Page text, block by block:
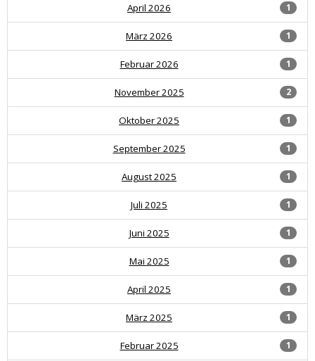
1
April 2026
1
März 2026
1
Februar 2026
2
November 2025
1
Oktober 2025
1
September 2025
1
August 2025
1
Juli 2025
1
Juni 2025
1
Mai 2025
1
April 2025
1
März 2025
1
Februar 2025